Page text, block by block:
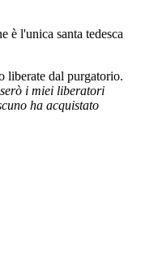
è l'unica santa tedesca
liberate dal purgatorio.
i miei liberatori
ha acquistato